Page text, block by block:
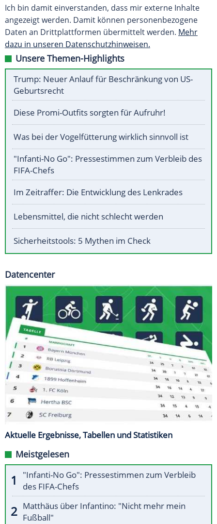
Ich bin damit einverstanden, dass mir externe Inhalte
angezeigt werden. Damit können personenbezogene
Daten an Drittplattformen übermittelt werden. Mehr
dazu in unseren Datenschutzhinweisen.
Unsere Themen-Highlights
Trump: Neuer Anlauf für Beschränkung von US-
Geburtsrecht
Diese Promi-Outfits sorgten für Aufruhr!
Was bei der Vogelfütterung wirklich sinnvoll ist
"Infanti-No Go": Pressestimmen zum Verbleib des
FIFA-Chefs
Im Zeitraffer: Die Entwicklung des Lenkrades
Lebensmittel, die nicht schlecht werden
Sicherheitstools: 5 Mythen im Check
Datencenter
Aktuelle Ergebnisse, Tabellen und Statistiken
Meistgelesen
"Infanti-No Go": Pressestimmen zum Verbleib
des FIFA-Chefs
Matthäus über Infantino: "Nicht mehr mein
Fußball"